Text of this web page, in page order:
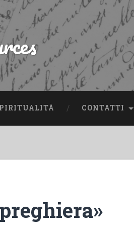
CONTATTI